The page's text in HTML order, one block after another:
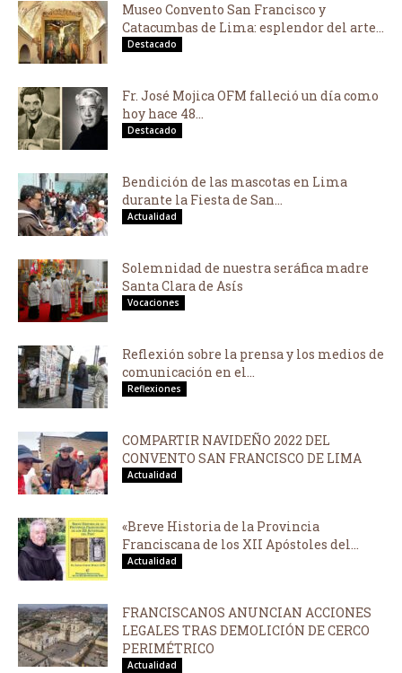
Museo Convento San Francisco y
Catacumbas de Lima: esplendor del arte...
Destacado
Fr. José Mojica OFM falleció un día como
hoy hace 48...
Destacado
Bendición de las mascotas en Lima
durante la Fiesta de San...
Actualidad
Solemnidad de nuestra seráfica madre
Santa Clara de Asís
Vocaciones
Reflexión sobre la prensa y los medios de
comunicación en el...
Reflexiones
COMPARTIR NAVIDEÑO 2022 DEL
CONVENTO SAN FRANCISCO DE LIMA
Actualidad
«Breve Historia de la Provincia
Franciscana de los XII Apóstoles del...
Actualidad
FRANCISCANOS ANUNCIAN ACCIONES
LEGALES TRAS DEMOLICIÓN DE CERCO
PERIMÉTRICO
Actualidad